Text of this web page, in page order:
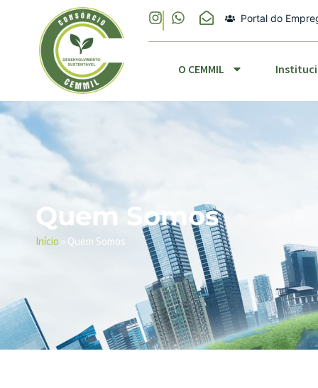
Portal do
O CEMMIL
O CEMMIL
Quem Somos
Início » Quem Somos